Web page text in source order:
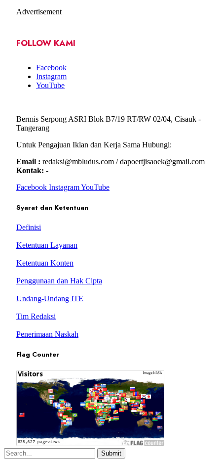
Advertisement
FOLLOW KAMI
Facebook
Instagram
YouTube
Bermis Serpong ASRI Blok B7/19 RT/RW 02/04, Cisauk -
Tangerang
Untuk Pengajuan Iklan dan Kerja Sama Hubungi:
Email : redaksi@mbludus.com / dapoertjisaoek@gmail.com
Kontak: -
Facebook InstagramYouTube
Syarat dan Ketentuan
Definisi
Ketentuan Layanan
Ketentuan Konten
Penggunaan dan Hak Cipta
Undang-Undang ITE
Tim Redaksi
Penerimaan Naskah
Flag Counter
Submit